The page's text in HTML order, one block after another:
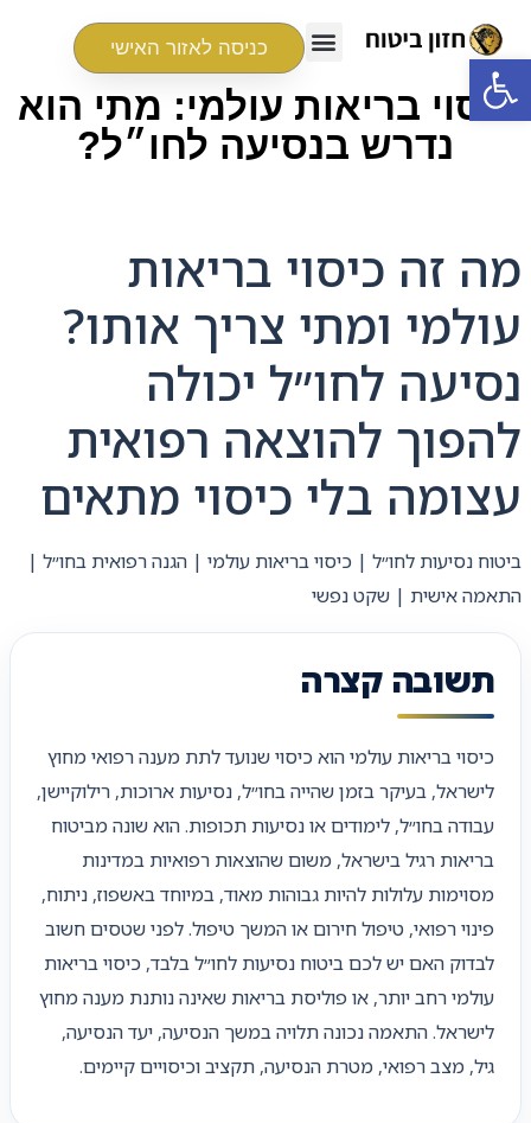
פתח סרגל נגישות כניסה לאזור האישי
כיסוי בריאות עולמי: מתי הוא
נדרש בנסיעה לחו״ל?
מה זה כיסוי בריאות
עולמי ומתי צריך אותו?
נסיעה לחו״ל יכולה
להפוך להוצאה רפואית
עצומה בלי כיסוי מתאים
ביטוח נסיעות לחו״ל | כיסוי בריאות עולמי | הגנה רפואית בחו״ל |
התאמה אישית | שקט נפשי
תשובה קצרה
כיסוי בריאות עולמי הוא כיסוי שנועד לתת מענה רפואי מחוץ
לישראל, בעיקר בזמן שהייה בחו״ל, נסיעות ארוכות, רילוקיישן,
עבודה בחו״ל, לימודים או נסיעות תכופות. הוא שונה מביטוח
בריאות רגיל בישראל, משום שהוצאות רפואיות במדינות
מסוימות עלולות להיות גבוהות מאוד, במיוחד באשפוז, ניתוח,
פינוי רפואי, טיפול חירום או המשך טיפול. לפני שטסים חשוב
לבדוק האם יש לכם ביטוח נסיעות לחו״ל בלבד, כיסוי בריאות
עולמי רחב יותר, או פוליסת בריאות שאינה נותנת מענה מחוץ
לישראל. התאמה נכונה תלויה במשך הנסיעה, יעד הנסיעה,
גיל, מצב רפואי, מטרת הנסיעה, תקציב וכיסויים קיימים.